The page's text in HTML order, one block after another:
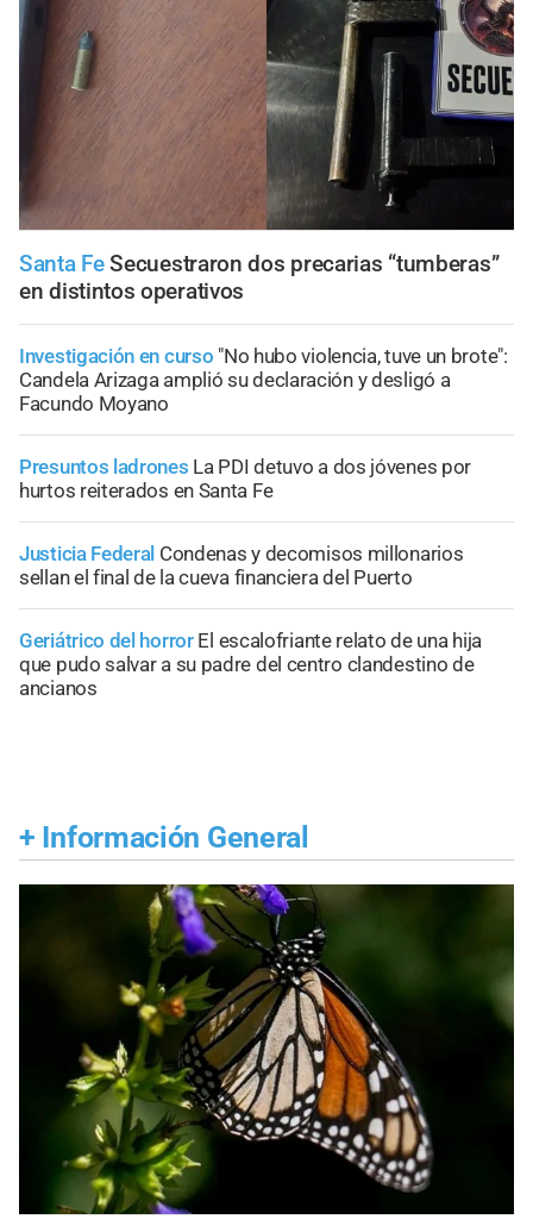
Santa Fe Secuestraron dos precarias “tumberas”
en distintos operativos
Investigación en curso "No hubo violencia, tuve un brote":
Candela Arizaga amplió su declaración y desligó a
Facundo Moyano
Presuntos ladrones La PDI detuvo a dos jóvenes por
hurtos reiterados en Santa Fe
Justicia Federal Condenas y decomisos millonarios
sellan el final de la cueva financiera del Puerto
Geriátrico del horror El escalofriante relato de una hija
que pudo salvar a su padre del centro clandestino de
ancianos
+ Información General